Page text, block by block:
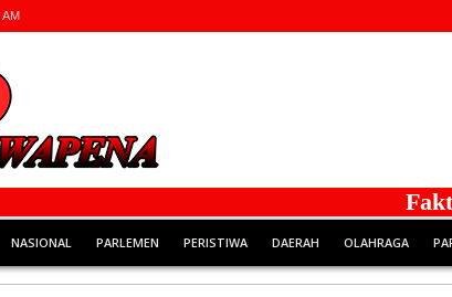
AM
NASIONAL PARLEMEN PERISTIWA DAERAH OLAHRAGA